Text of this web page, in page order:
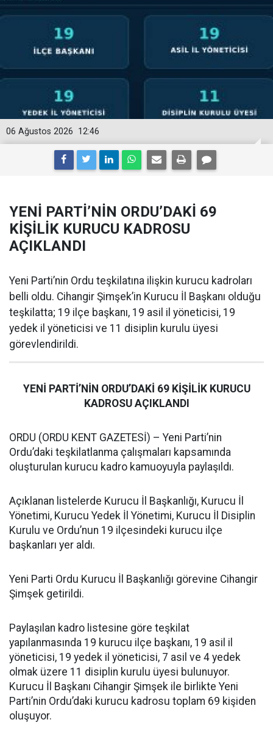
12:46
06 Ağustos 2026
YENİ PARTİ’NİN ORDU’DAKİ 69
KİŞİLİK KURUCU KADROSU
AÇIKLANDI
Yeni Parti’nin Ordu teşkilatına ilişkin kurucu kadroları
belli oldu. Cihangir Şimşek’in Kurucu İl Başkanı olduğu
teşkilatta; 19 ilçe başkanı, 19 asil il yöneticisi, 19
yedek il yöneticisi ve 11 disiplin kurulu üyesi
görevlendirildi.
YENİ PARTİ’NİN ORDU’DAKİ 69 KİŞİLİK KURUCU
KADROSU AÇIKLANDI
ORDU (ORDU KENT GAZETESİ) – Yeni Parti’nin
Ordu’daki teşkilatlanma çalışmaları kapsamında
oluşturulan kurucu kadro kamuoyuyla paylaşıldı.
Açıklanan listelerde Kurucu İl Başkanlığı, Kurucu İl
Yönetimi, Kurucu Yedek İl Yönetimi, Kurucu İl Disiplin
Kurulu ve Ordu’nun 19 ilçesindeki kurucu ilçe
başkanları yer aldı.
Yeni Parti Ordu Kurucu İl Başkanlığı görevine Cihangir
Şimşek getirildi.
Paylaşılan kadro listesine göre teşkilat
yapılanmasında 19 kurucu ilçe başkanı, 19 asil il
yöneticisi, 19 yedek il yöneticisi, 7 asil ve 4 yedek
olmak üzere 11 disiplin kurulu üyesi bulunuyor.
Kurucu İl Başkanı Cihangir Şimşek ile birlikte Yeni
Parti’nin Ordu’daki kurucu kadrosu toplam 69 kişiden
oluşuyor.